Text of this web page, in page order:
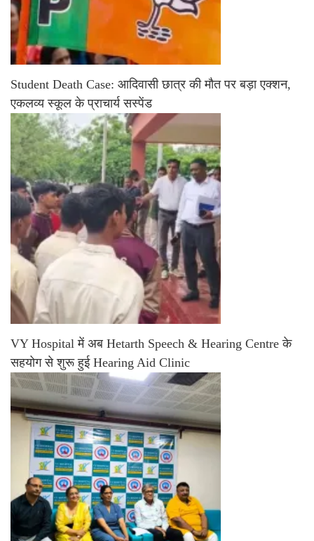
Student Death Case: आदिवासी छात्र की मौत पर बड़ा एक्शन,
एकलव्य स्कूल के प्राचार्य सस्पेंड
VY Hospital में अब Hetarth Speech & Hearing Centre के
सहयोग से शुरू हुई Hearing Aid Clinic